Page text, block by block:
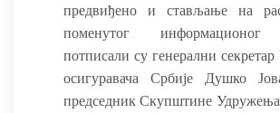
предвиђено и стављање на
поменутог информационог
потписали су генерални
осигуравача Србије Душко
председник Скупштине